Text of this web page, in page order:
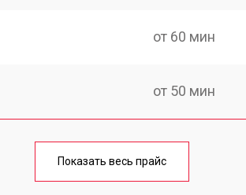
от 60 мин
от 50 мин
от 50 мин
Показать весь прайс